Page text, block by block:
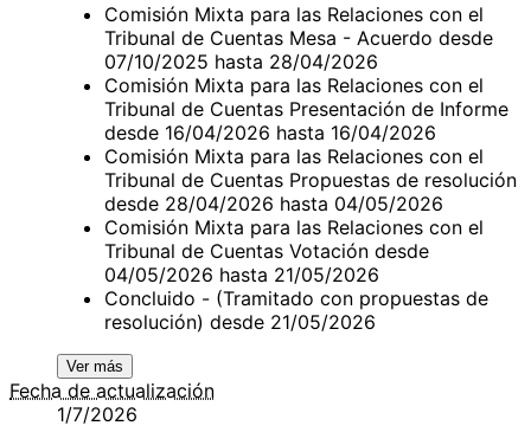
Comisión Mixta para las Relaciones con el
Tribunal de Cuentas Mesa - Acuerdo desde
07/10/2025 hasta 28/04/2026
Comisión Mixta para las Relaciones con el
Tribunal de Cuentas Presentación de Informe
desde 16/04/2026 hasta 16/04/2026
Comisión Mixta para las Relaciones con el
Tribunal de Cuentas Propuestas de resolución
desde 28/04/2026 hasta 04/05/2026
Comisión Mixta para las Relaciones con el
Tribunal de Cuentas Votación desde
04/05/2026 hasta 21/05/2026
Concluido - (Tramitado con propuestas de
resolución) desde 21/05/2026
Ver más
Fecha de actualización
1/7/2026